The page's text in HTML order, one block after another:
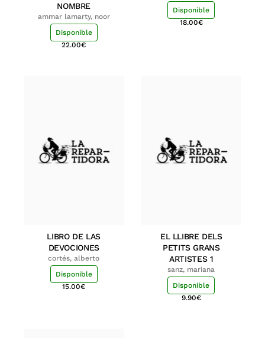
NOMBRE
ammar lamarty, noor
Disponible
22.00€
Disponible
18.00€
LIBRO DE LAS
DEVOCIONES
cortés, alberto
Disponible
15.00€
EL LLIBRE DELS
PETITS GRANS
ARTISTES 1
sanz, mariana
Disponible
9.90€